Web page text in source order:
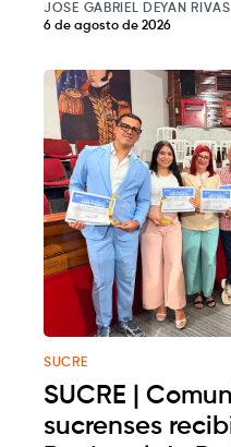
JOSE GABRIEL DEYAN RIVAS
6 de agosto de 2026
SUCRE
SUCRE |
sucrenses